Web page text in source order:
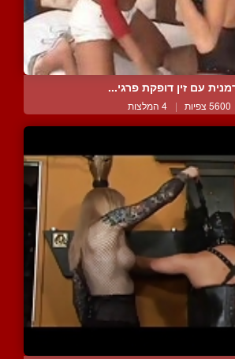
עם זין דופקת פרגי...
5600 צפיות | 4 המלצות